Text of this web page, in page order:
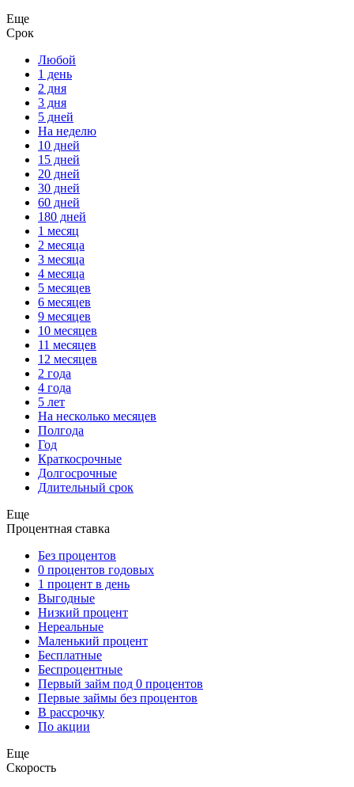
Еще
Срок
Любой
1 день
2 дня
3 дня
5 дней
На неделю
10 дней
15 дней
20 дней
30 дней
60 дней
180 дней
1 месяц
2 месяца
3 месяца
4 месяца
5 месяцев
6 месяцев
9 месяцев
10 месяцев
11 месяцев
12 месяцев
2 года
4 года
5 лет
На несколько месяцев
Полгода
Год
Краткосрочные
Долгосрочные
Длительный срок
Еще
Процентная ставка
Без процентов
0 процентов годовых
1 процент в день
Выгодные
Низкий процент
Нереальные
Маленький процент
Бесплатные
Беспроцентные
Первый займ под 0 процентов
Первые займы без процентов
В рассрочку
По акции
Еще
Скорость